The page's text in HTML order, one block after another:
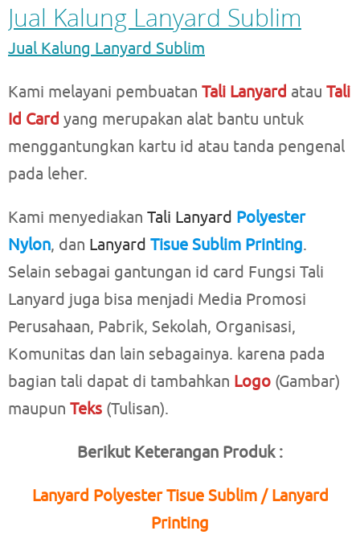
Jual Kalung Lanyard Sublim
Jual Kalung Lanyard Sublim
Kami melayani pembuatan Tali Lanyard atau Tali
Id Card yang merupakan alat bantu untuk
menggantungkan kartu id atau tanda pengenal
pada leher.
Kami menyediakan Tali Lanyard Polyester
Nylon, dan Lanyard Tisue Sublim Printing.
Selain sebagai gantungan id card Fungsi Tali
Lanyard juga bisa menjadi Media Promosi
Perusahaan, Pabrik, Sekolah, Organisasi,
Komunitas dan lain sebagainya. karena pada
bagian tali dapat di tambahkan Logo (Gambar)
maupun Teks (Tulisan).
Berikut Keterangan Produk :
Lanyard Polyester Tisue Sublim / Lanyard
Printing